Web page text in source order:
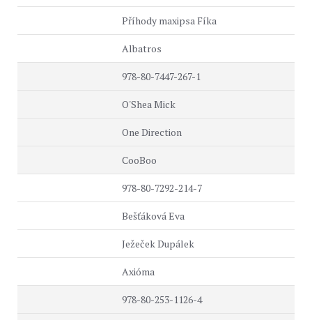
Příhody maxipsa Fíka
Albatros
978-80-7447-267-1
O'Shea Mick
One Direction
CooBoo
978-80-7292-214-7
Bešťáková Eva
Ježeček Dupálek
Axióma
978-80-253-1126-4